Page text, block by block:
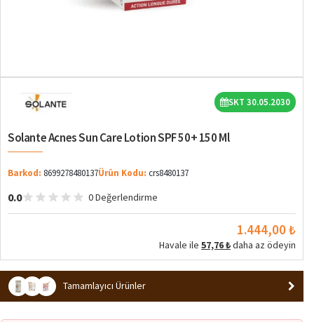
SKT 30.05.2030
Solante Acnes Sun Care Lotion SPF 50+ 150 Ml
Barkod: 8699278480137Ürün Kodu: crs8480137
0.0 0 Değerlendirme
1.444,00 ₺
Havale ile 57,76 ₺daha az ödeyin
Tamamlayıcı Ürünler